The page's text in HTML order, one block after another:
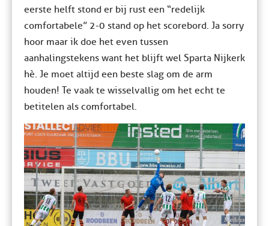
eerste helft stond er bij rust een “redelijk
comfortabele” 2-0 stand op het scorebord. Ja sorry
hoor maar ik doe het even tussen
aanhalingstekens want het blijft wel Sparta Nijkerk
hè. Je moet altijd een beste slag om de arm
houden! Te vaak te wisselvallig om het echt te
betitelen als comfortabel.